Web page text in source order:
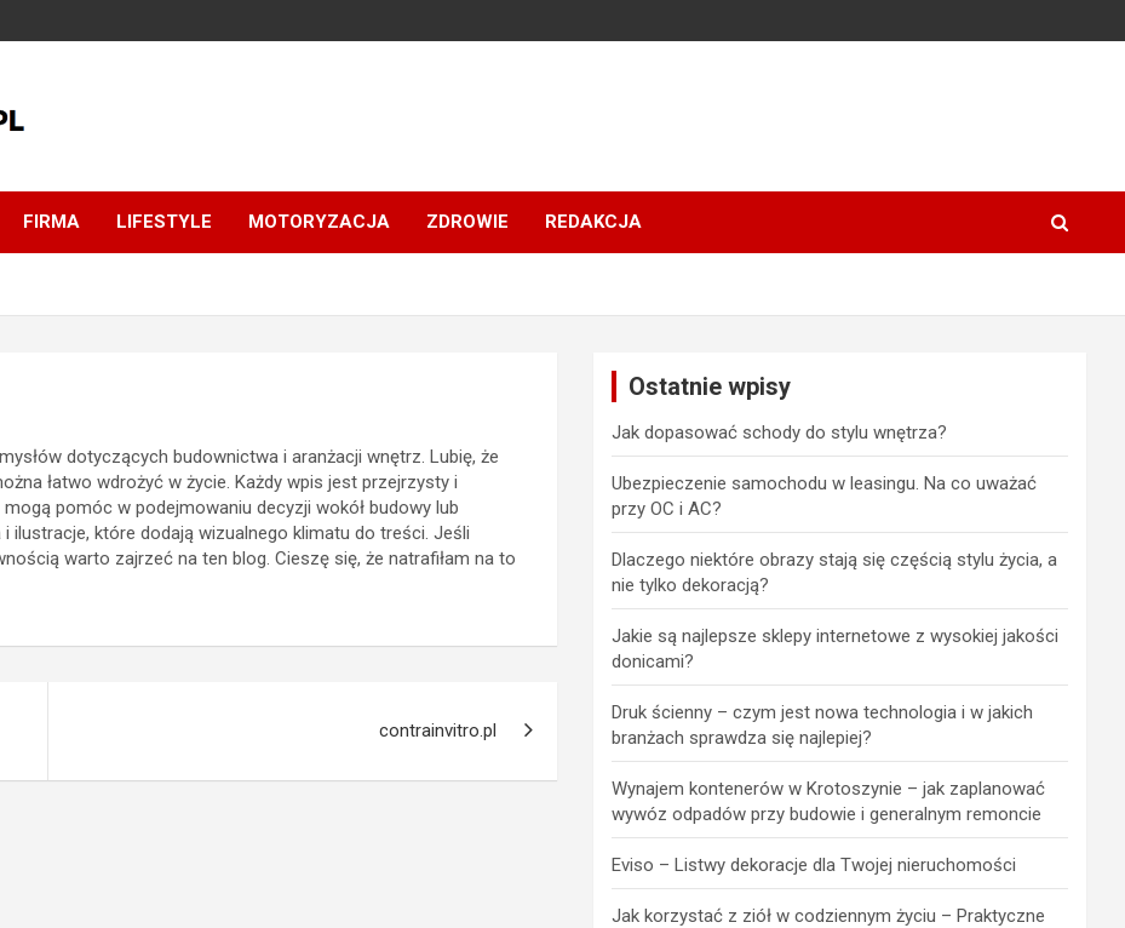
FIRMA LIFESTYLE MOTORYZACJA ZDROWIE REDAKCJA
dotyczących budownictwa i aranżacji wnętrz. Lubię, że
łatwo wdrożyć w życie. Każdy wpis jest przejrzysty i
pomóc w podejmowaniu decyzji wokół budowy lub
ilustracje, które dodają wizualnego klimatu do treści. Jeśli
warto zajrzeć na ten blog. Cieszę się, że natrafiłam na to
contrainvitro.pl
Ostatnie wpisy
Jak dopasować schody do stylu wnętrza?
Ubezpieczenie samochodu w leasingu. Na co uważać
przy OC i AC?
Dlaczego niektóre obrazy stają się częścią stylu życia, a
nie tylko dekoracją?
Jakie są najlepsze sklepy internetowe z wysokiej jakości
donicami?
Druk ścienny – czym jest nowa technologia i w jakich
branżach sprawdza się najlepiej?
Wynajem kontenerów w Krotoszynie – jak zaplanować
wywóz odpadów przy budowie i generalnym remoncie
Eviso – Listwy dekoracje dla Twojej nieruchomości
Jak korzystać z ziół w codziennym życiu – Praktyczne